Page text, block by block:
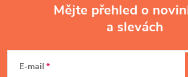
Mějte přehled o
a slevách
E-mail